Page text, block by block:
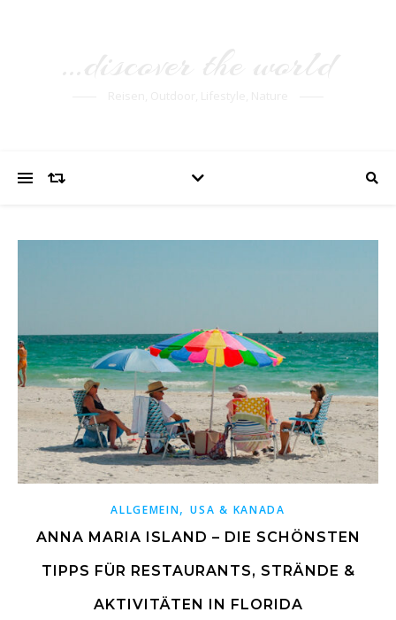
ALLGEMEIN,USA & KANADA
ANNA MARIA ISLAND – DIE SCHÖNSTEN
TIPPS FÜR RESTAURANTS, STRÄNDE &
AKTIVITÄTEN IN FLORIDA